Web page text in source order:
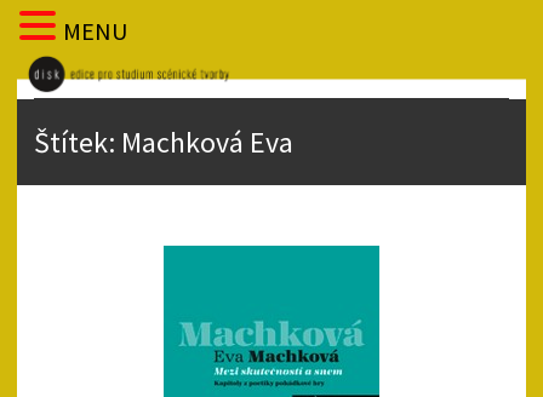
Štítek: Machková Eva
MENU